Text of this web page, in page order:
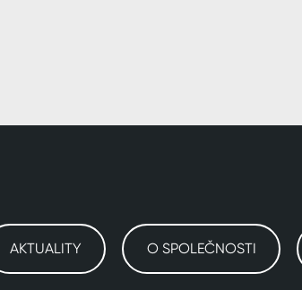
AKTUALITY O SPOLEČNOSTI